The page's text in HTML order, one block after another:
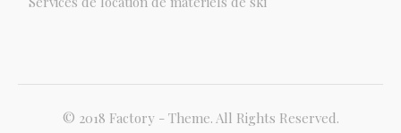
© 2018 Factory - Theme. All Rights Reserved.